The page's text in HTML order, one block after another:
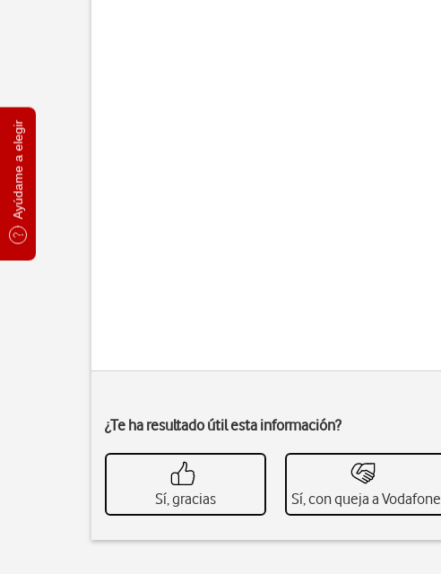
Ayúdame a elegir
¿Te ha resultado útil esta información?
Sí, gracias Sí, con queja a Vodafone